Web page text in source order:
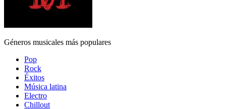
Géneros musicales más populares
Pop
Rock
Éxitos
Música latina
Electro
Chillout